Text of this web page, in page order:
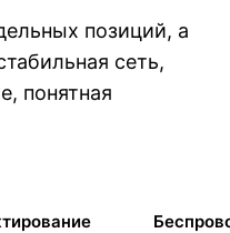
позиций, а
сеть,
понятная